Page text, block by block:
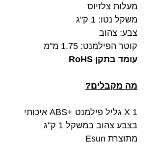
מעלות צלזיוס
משקל נטו: 1 ק"ג
צבע: צהוב
קוטר הפילמנט: 1.75 מ"מ
עומד בתקן RoHS
מה מקבלים?
1 X גליל פילמנט +ABS איכותי
בצבע צהוב במשקל 1 ק"ג
מתוצרת Esun